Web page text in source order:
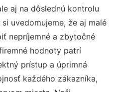
aj na dôslednú kontrolu
uvedomujeme, že aj malé
nepríjemné a zbytočné
hodnoty patrí
prístup a úprimná
každého zákazníka,